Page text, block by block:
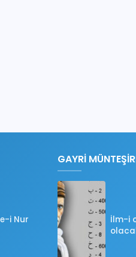
i Nur
GAYRİ
İlm-i